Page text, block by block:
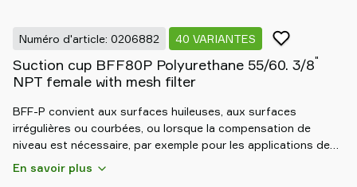
Numéro d'article: 0206882 40 VARIANTES
Suction cup BFF80P Polyurethane 55/60. 3/8"
NPT female with mesh filter
BFF-P convient aux surfaces huileuses, aux surfaces
irrégulières ou courbées, ou lorsque la compensation de
niveau est nécessaire, par exemple pour les applications de
désempilage. Le support interne plat assure la stabilité lors
des mouvements, quelle que soit l’orientation. Les ventouses
En savoir plus
shop